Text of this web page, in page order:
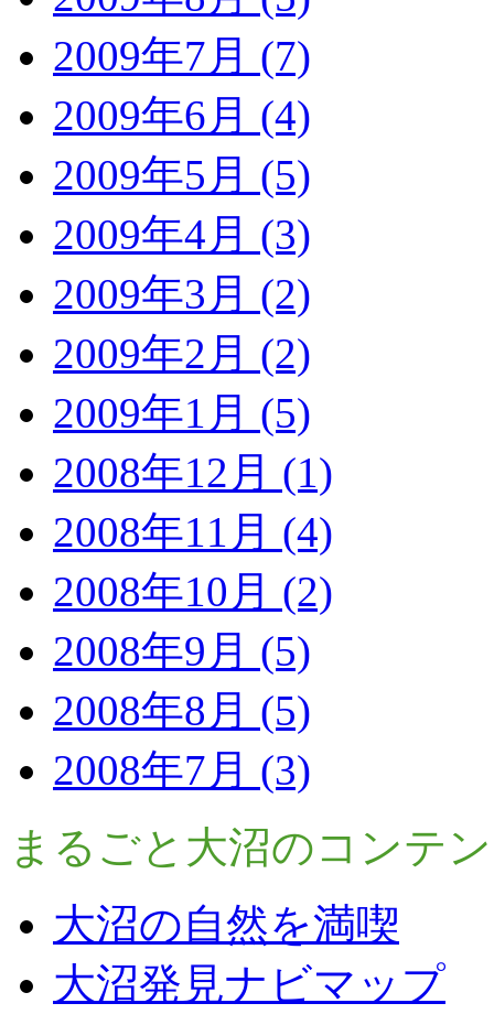
2009年7月 (7)
2009年6月 (4)
2009年5月 (5)
2009年4月 (3)
2009年3月 (2)
2009年2月 (2)
2009年1月 (5)
2008年12月 (1)
2008年11月 (4)
2008年10月 (2)
2008年9月 (5)
2008年8月 (5)
2008年7月 (3)
まるごと大沼のコンテ
大沼の自然を満喫
大沼発見ナビマップ